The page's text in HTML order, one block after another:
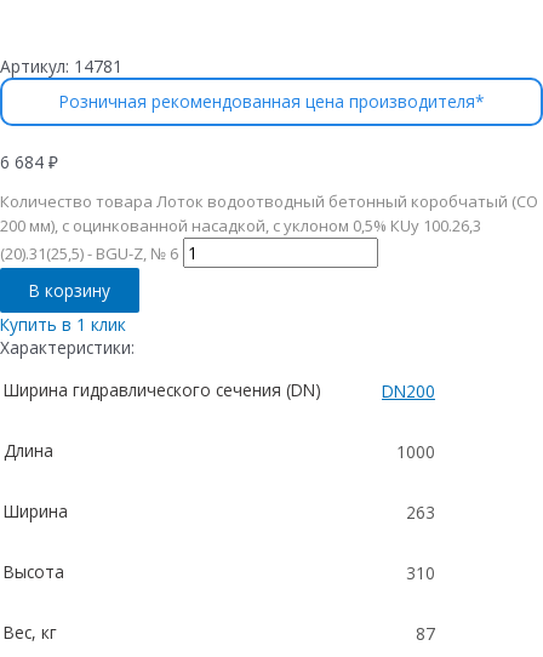
Артикул: 14781
Розничная рекомендованная цена производителя*
6 684 ₽
Количество товара Лоток водоотводный бетонный коробчатый (СО
200 мм), с оцинкованной насадкой, с уклоном 0,5% КUу 100.26,3
(20).31(25,5) - BGU-Z, № 6
В корзину
Купить в 1 клик
Характеристики:
Ширина гидравлического сечения (DN)
DN200
Длина 1000
Ширина 263
Высота 310
Вес, кг 87